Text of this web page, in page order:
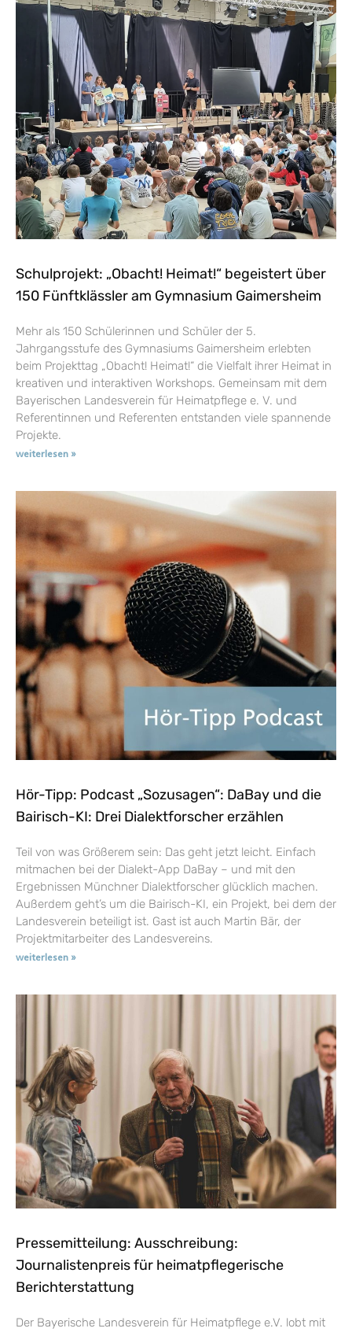
Schulprojekt: „Obacht! Heimat!“ begeistert über
150 Fünftklässler am Gymnasium Gaimersheim
Mehr als 150 Schülerinnen und Schüler der 5.
Jahrgangsstufe des Gymnasiums Gaimersheim erlebten
beim Projekttag „Obacht! Heimat!“ die Vielfalt ihrer Heimat in
kreativen und interaktiven Workshops. Gemeinsam mit dem
Bayerischen Landesverein für Heimatpflege e. V. und
Referentinnen und Referenten entstanden viele spannende
Projekte.
weiterlesen »
Hör-Tipp: Podcast „Sozusagen“: DaBay und die
Bairisch-KI: Drei Dialektforscher erzählen
Teil von was Größerem sein: Das geht jetzt leicht. Einfach
mitmachen bei der Dialekt-App DaBay – und mit den
Ergebnissen Münchner Dialektforscher glücklich machen.
Außerdem geht’s um die Bairisch-KI, ein Projekt, bei dem der
Landesverein beteiligt ist. Gast ist auch Martin Bär, der
Projektmitarbeiter des Landesvereins.
weiterlesen »
Pressemitteilung: Ausschreibung:
Journalistenpreis für heimatpflegerische
Berichterstattung
Der Bayerische Landesverein für Heimatpflege e.V. lobt mit